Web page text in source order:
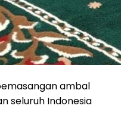
ambal
seluruh Indonesia